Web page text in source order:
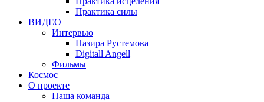
Практика силы
ВИДЕО
Интервью
Назира Рустемова
Digitall Angell
Фильмы
Космос
О проекте
Наша команда